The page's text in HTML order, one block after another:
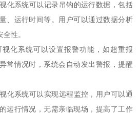
化系统可以记录吊钩的运行数据，包括
、运行时间等。用户可以通过数据分析
性。
化系统可以设置报警功能，如超重报
常情况时，系统会自动发出警报，提醒
化系统可以实现远程监控，用户可以通
运行情况，无需亲临现场，提高了工作